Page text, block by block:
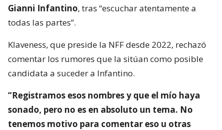
Gianni Infantino, tras “escuchar atentamente a
todas las partes”.
Klaveness, que preside la NFF desde 2022, rechazó
comentar los rumores que la sitúan como posible
candidata a suceder a Infantino.
“Registramos esos nombres y que el mío haya
sonado, pero no es en absoluto un tema. No
tenemos motivo para comentar eso u otras